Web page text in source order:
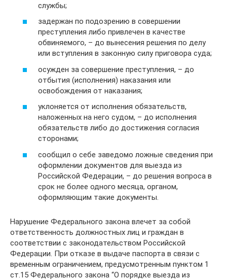
службы;
задержан по подозрению в совершении
преступления либо привлечен в качестве
обвиняемого, – до вынесения решения по делу
или вступления в законную силу приговора суда;
осужден за совершение преступления, – до
отбытия (исполнения) наказания или
освобождения от наказания;
уклоняется от исполнения обязательств,
наложенных на него судом, – до исполнения
обязательств либо до достижения согласия
сторонами;
сообщил о себе заведомо ложные сведения при
оформлении документов для выезда из
Российской Федерации, – до решения вопроса в
срок не более одного месяца, органом,
оформляющим такие документы.
Нарушение Федерального закона влечет за собой
ответственность должностных лиц и граждан в
соответствии с законодательством Российской
Федерации. При отказе в выдаче паспорта в связи с
временным ограничением, предусмотренным пунктом 1
ст.15 Федерального закона “О порядке выезда из